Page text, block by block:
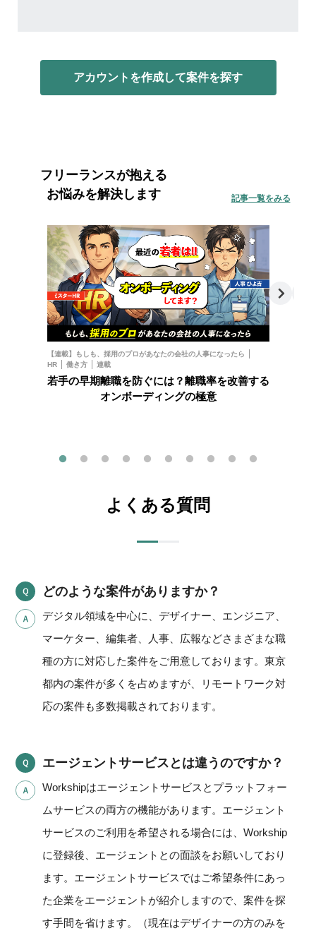
アカウントを作成して案件を探す
フリーランスが抱える
お悩みを解決します
【連載】もしも、採用のプロがあなたの会社の人事になったら
HR
働き方 連載
若手の早期離職を防ぐには？離職率を改善する
オンボーディングの極意
記事一覧をみる
よくある質問
どのような案件がありますか？
デジタル領域を中心に、デザイナー、エンジニア、
マーケター、編集者、人事、広報などさまざまな職
種の方に対応した案件をご用意しております。東京
都内の案件が多くを占めますが、リモートワーク対
応の案件も多数掲載されております。
エージェントサービスとは違うのですか？
Workshipはエージェントサービスとプラットフォー
ムサービスの両方の機能があります。エージェント
サービスのご利用を希望される場合には、Workship
に登録後、エージェントとの面談をお願いしており
ます。エージェントサービスではご希望条件にあっ
た企業をエージェントが紹介しますので、案件を探
す手間を省けます。（現在はデザイナーの方のみを